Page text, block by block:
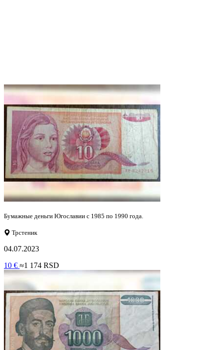
Бумажные деньги Югославии с 1985 по 1990 года.
Трстеник
04.07.2023
10 € ≈1 174 RSD